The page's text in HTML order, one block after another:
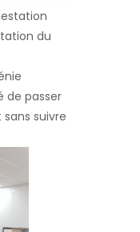
du
de passer
suivre